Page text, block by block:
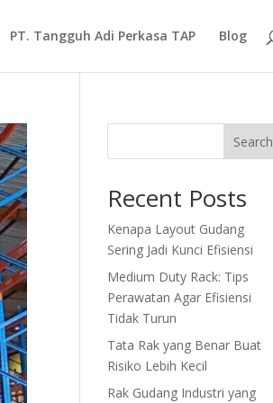
PT. Tangguh Adi Perkasa TAP Blog
Search
Recent Posts
Kenapa Layout Gudang
Sering Jadi Kunci Efisiensi
Medium Duty Rack: Tips
Perawatan Agar Efisiensi
Tidak Turun
Tata Rak yang Benar Buat
Risiko Lebih Kecil
Rak Gudang Industri yang